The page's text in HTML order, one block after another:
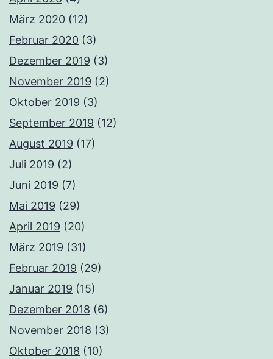
März 2020 (12)
Februar 2020 (3)
Dezember 2019 (3)
November 2019 (2)
Oktober 2019 (3)
September 2019 (12)
August 2019 (17)
Juli 2019 (2)
Juni 2019 (7)
Mai 2019 (29)
April 2019 (20)
März 2019 (31)
Februar 2019 (29)
Januar 2019 (15)
Dezember 2018 (6)
November 2018 (3)
Oktober 2018 (10)